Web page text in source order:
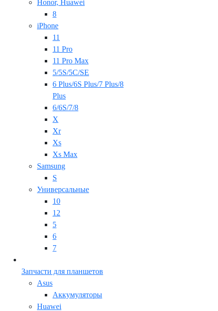
Honor, Huawei
8
iPhone
11
11 Pro
11 Pro Max
5/5S/5C/SE
6 Plus/6S Plus/7 Plus/8
Plus
6/6S/7/8
X
Xr
Xs
Xs Max
Samsung
S
Универсальные
10
12
5
6
7
Запчасти для планшетов
Asus
Аккумуляторы
Huawei